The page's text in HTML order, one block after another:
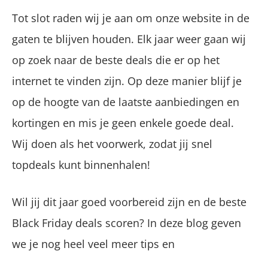
Tot slot raden wij je aan om onze website in de
gaten te blijven houden. Elk jaar weer gaan wij
op zoek naar de beste deals die er op het
internet te vinden zijn. Op deze manier blijf je
op de hoogte van de laatste aanbiedingen en
kortingen en mis je geen enkele goede deal.
Wij doen als het voorwerk, zodat jij snel
topdeals kunt binnenhalen!
Wil jij dit jaar goed voorbereid zijn en de beste
Black Friday deals scoren? In deze blog geven
we je nog heel veel meer tips en